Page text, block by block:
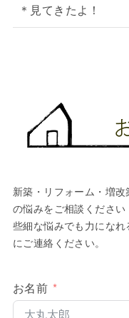
＊見てきたよ！
新築・リフォーム・増
の悩みをご相談ください
些細な悩みでも力にな
にご連絡ください。
お名前